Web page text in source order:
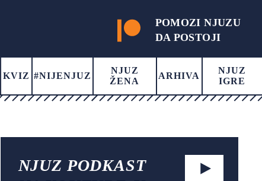
POMOZI NJUZU
DA POSTOJI
KVIZ #NIJENJUZ
NJUZ
ŽENA
ARHIVA
NJUZ
IGRE
NJUZ PODKAST